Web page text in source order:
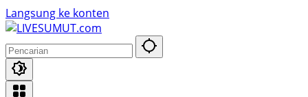
Langsung ke konten